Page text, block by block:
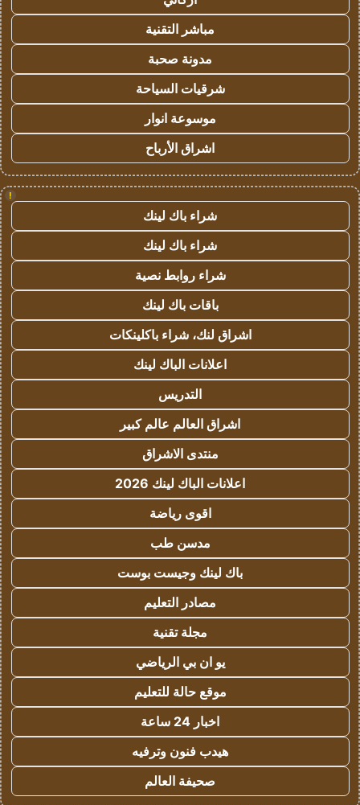
مباشر التقنية
مدونة صحبة
شرقيات السياحة
موسوعة انوار
اشراق الأرباح
!
شراء باك لينك
شراء باك لينك
شراء روابط نصية
باقات باك لينك
اشراق لنك، شراء باكلينكات
اعلانات الباك لينك
التدريس
اشراق العالم عالم كبير
منتدى الاشراق
اعلانات الباك لينك 2026
اقوى رياضة
مدسن طب
باك لينك وجيست بوست
مصادر التعليم
مجلة تقنية
يو ان بي الرياضي
موقع حالة للتعليم
اخبار 24 ساعة
هيدب فنون وترفيه
صحيفة العالم